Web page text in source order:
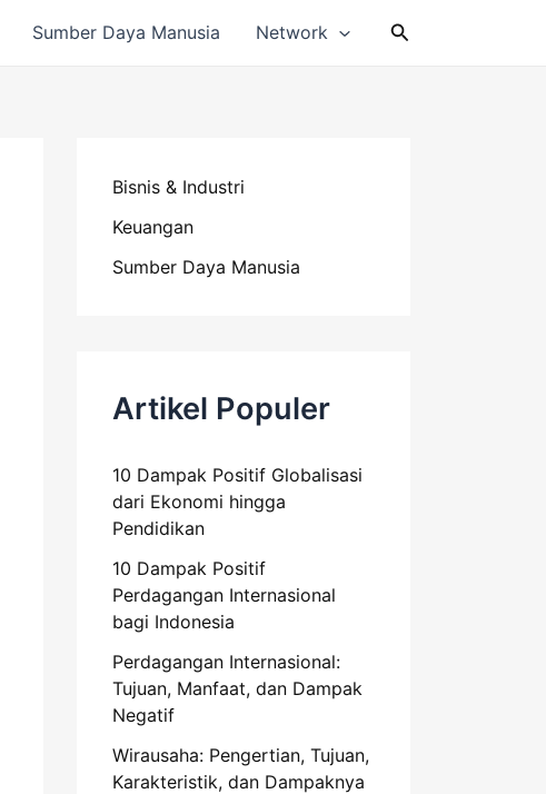
Sumber Daya Manusia Network Cari
Bisnis & Industri
Keuangan
Sumber Daya Manusia
Artikel Populer
10 Dampak Positif Globalisasi
dari Ekonomi hingga
Pendidikan
10 Dampak Positif
Perdagangan Internasional
bagi Indonesia
Perdagangan Internasional:
Tujuan, Manfaat, dan Dampak
Negatif
Wirausaha: Pengertian, Tujuan,
Karakteristik, dan Dampaknya